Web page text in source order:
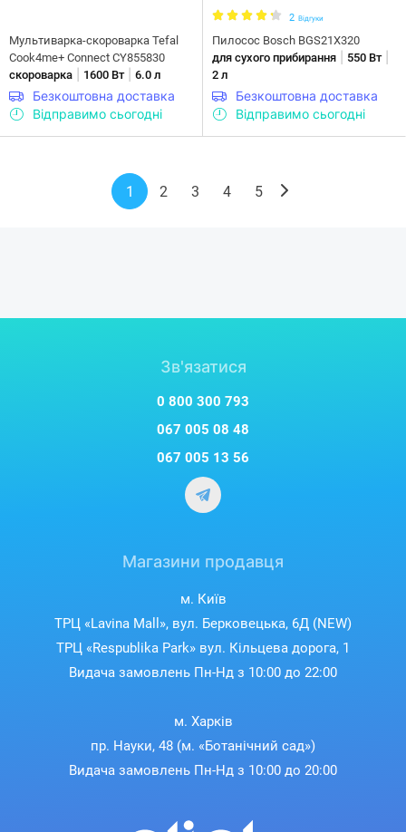
Мультиварка-скороварка Tefal
Cook4me+ Connect CY855830
скороварка
1600 Вт| 6.0 л
Безкоштовна доставка
Відправимо сьогодні
2 Відгуки
Пилосос Bosch BGS21X320
для сухого прибирання
550 Вт|
2 л
Безкоштовна доставка
Відправимо сьогодні
1 2 3 4 5
Зв'язатися
0 800 300 793
067 005 08 48
067 005 13 56
Магазини продавця
м. Київ
ТРЦ «Lavina Mall», вул. Берковецька, 6Д (NEW)
ТРЦ «Respublika Park» вул. Кільцева дорога, 1
Видача замовлень Пн-Нд з 10:00 до 22:00
м. Харків
пр. Науки, 48 (м. «Ботанічний сад»)
Видача замовлень Пн-Нд з 10:00 до 20:00